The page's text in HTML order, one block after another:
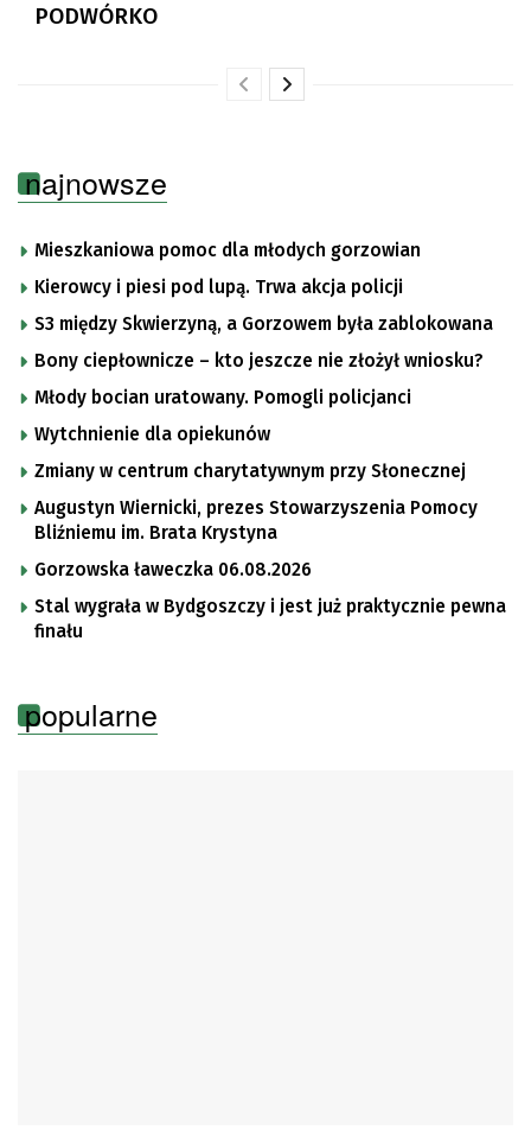
PODWÓRKO
najnowsze
Mieszkaniowa pomoc dla młodych gorzowian
Kierowcy i piesi pod lupą. Trwa akcja policji
S3 między Skwierzyną, a Gorzowem była zablokowana
Bony ciepłownicze – kto jeszcze nie złożył wniosku?
Młody bocian uratowany. Pomogli policjanci
Wytchnienie dla opiekunów
Zmiany w centrum charytatywnym przy Słonecznej
Augustyn Wiernicki, prezes Stowarzyszenia Pomocy
Bliźniemu im. Brata Krystyna
Gorzowska ławeczka 06.08.2026
Stal wygrała w Bydgoszczy i jest już praktycznie pewna
finału
popularne